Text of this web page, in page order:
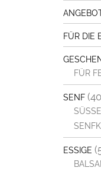
FÜR DIE
FÜR
SENF
ESSIGE